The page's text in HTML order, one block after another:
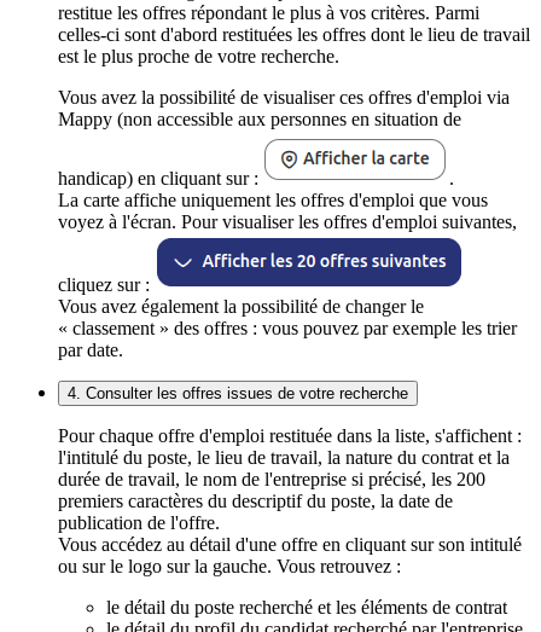
restitue les offres répondant le plus à vos critères. Parmi
celles-ci sont d'abord restituées les offres dont le lieu de travail
est le plus proche de votre recherche.
Vous avez la possibilité de visualiser ces offres d'emploi via
Mappy (non accessible aux personnes en situation de
handicap) en cliquant sur :
.
La carte affiche uniquement les offres d'emploi que vous
voyez à l'écran. Pour visualiser les offres d'emploi suivantes,
cliquez sur :
Vous avez également la possibilité de changer le
« classement » des offres : vous pouvez par exemple les trier
par date.
4. Consulter les offres issues de votre recherche
Pour chaque offre d'emploi restituée dans la liste, s'affichent :
l'intitulé du poste, le lieu de travail, la nature du contrat et la
durée de travail, le nom de l'entreprise si précisé, les 200
premiers caractères du descriptif du poste, la date de
publication de l'offre.
Vous accédez au détail d'une offre en cliquant sur son intitulé
ou sur le logo sur la gauche. Vous retrouvez :
le détail du poste recherché et les éléments de contrat